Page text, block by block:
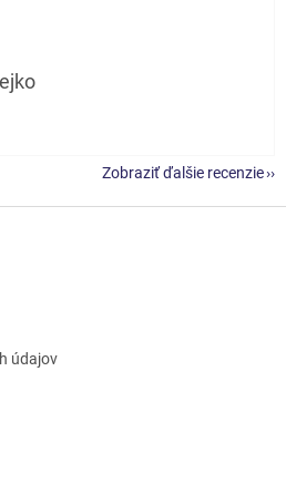
je 5 z 5 hviezdičiek.
je 5 z 5 hviezdičiek.
Zobraziť ďalšie recenzie
údajov